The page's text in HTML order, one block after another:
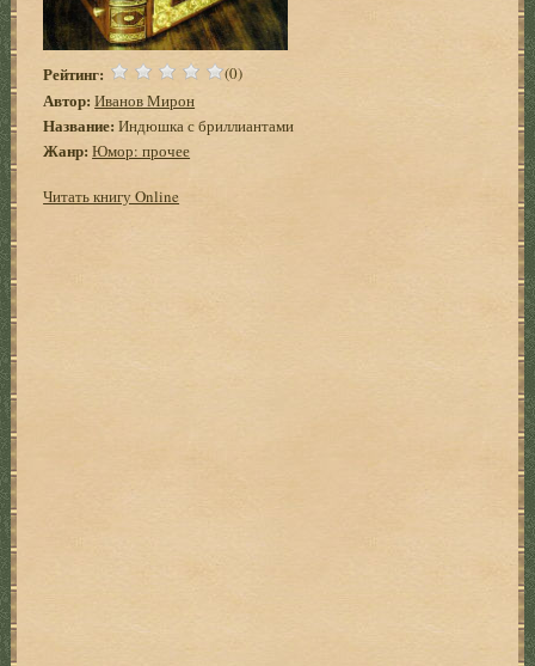
Рейтинг: (0)
Автор: Иванов Мирон
Название: Индюшка с бриллиантами
Жанр: Юмор: прочее
Читать книгу Online